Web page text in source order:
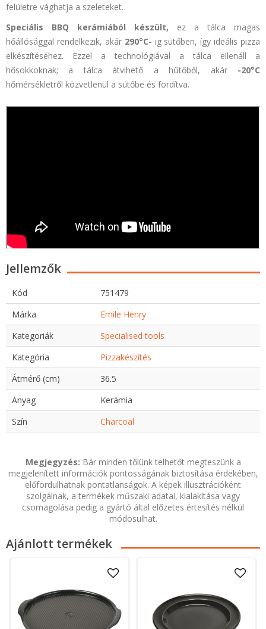
felületre vághatja a szeleteket.
Speciális
BBQ kerámiából készült, ez a tálca magas
hőállósággal rendelkezik, akár 290°C- ig sütőben, így ideális pizza
elkészítéséhez. Ezzel a technológiával a tálca ellenáll a
hősokkoknak; a tálca átvihető a hűtőből, akár -20°C
hőmérsékletről közvetlenül a sütőbe és fordítva.
Jellemzők
Kód
751479
Márka
Emile Henry
Kategoriák
Specialised tools
Kategória
Pizzakészítés
Átmérő (cm)
36.5
Anyag
Kerámia
Szín
Charcoal
Megjegyzés: Bár minden tőlünk telhetőt megteszünk a
megjelenített információk pontosságának biztosítása érdekében,
előfordulhatnak pontatlanságok. A képek illusztrációként
szolgálnak, a termékek műszaki adatai, kialakítása vagy
csomagolása pedig a gyártó által előzetes értesítés nélkül
módosulhat.
Ajánlott termékek